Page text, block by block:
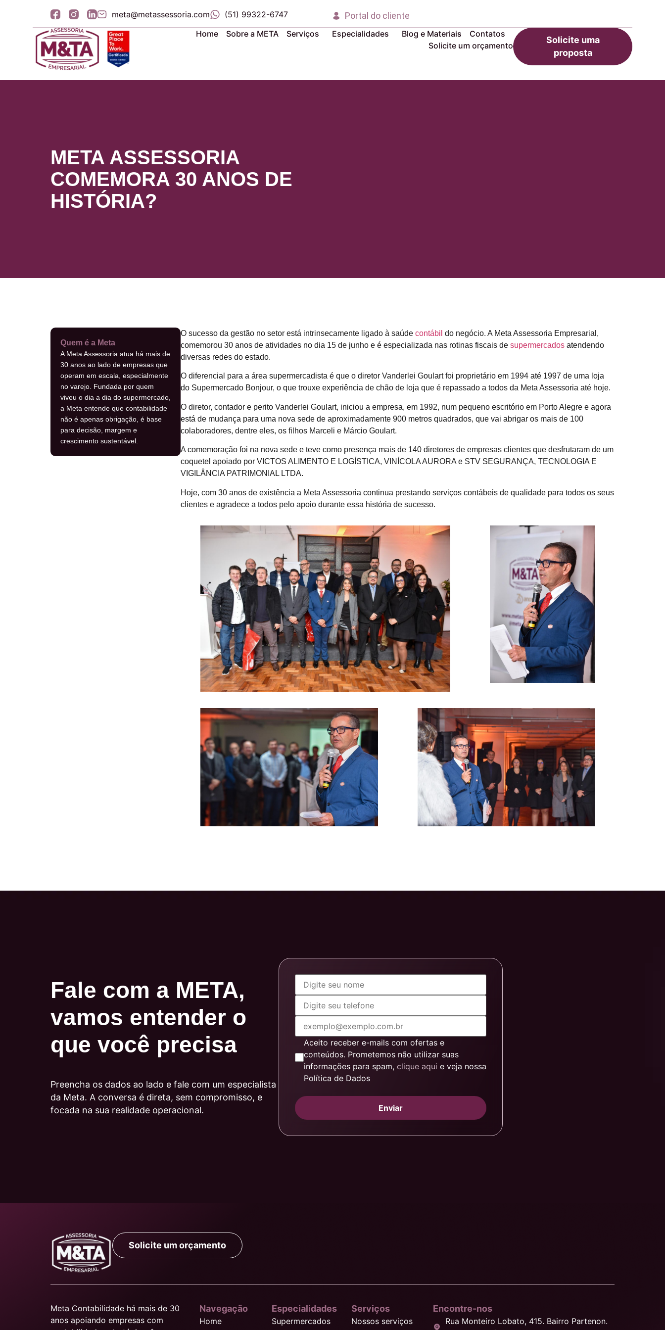
meta@metassessoria.com (51) 99322-6747 Portal do cliente
Home Sobre a META Serviços Especialidades Blog e Materiais
Contatos
Solicite um orçamento
Solicite uma
proposta
META ASSESSORIA
COMEMORA 30 ANOS DE
HISTÓRIA?
Quem é a Meta
A Meta Assessoria atua há mais de
30 anos ao lado de empresas que
operam em escala, especialmente
no varejo. Fundada por quem
viveu o dia a dia do supermercado,
a Meta entende que contabilidade
não é apenas obrigação, é base
para decisão, margem e
crescimento sustentável.
O sucesso da gestão no setor está intrinsecamente ligado à saúdecontábildo negócio. A Meta Assessoria Empresarial,
comemorou 30 anos de atividades no dia 15 de junho e é especializada nas rotinas fiscais desupermercados atendendo
diversas redes do estado.
O diferencial para a área supermercadista é que o diretor Vanderlei Goulart foi proprietário em 1994 até 1997 de uma loja
do Supermercado Bonjour, o que trouxe experiência de chão de loja que é repassado a todos da Meta Assessoria até hoje.
O diretor, contador e perito Vanderlei Goulart, iniciou a empresa, em 1992, num pequeno escritório em Porto Alegre e agora
está de mudança para uma nova sede de aproximadamente 900 metros quadrados, que vai abrigar os mais de 100
colaboradores, dentre eles, os filhos Marceli e Márcio Goulart.
A comemoração foi na nova sede e teve como presença mais de 140 diretores de empresas clientes que desfrutaram de um
coquetel apoiado por VICTOS ALIMENTO E LOGÍSTICA, VINÍCOLA AURORA e STV SEGURANÇA, TECNOLOGIA E
VIGILÂNCIA PATRIMONIAL LTDA.
Hoje, com 30 anos de existência a Meta Assessoria continua prestando serviços contábeis de qualidade para todos os seus
clientes e agradece a todos pelo apoio durante essa história de sucesso.
Fale com a META,
vamos entender o
que você precisa
Preencha os dados ao lado e fale com um especialista
da Meta. A conversa é direta, sem compromisso, e
focada na sua realidade operacional.
Aceito receber e-mails com ofertas e
conteúdos. Prometemos não utilizar suas
informações para spam,clique aqui e veja nossa
Política de Dados
Solicite um orçamento
Meta Contabilidade há mais de 30
anos apoiando empresas com
Navegação
Home
Especialidades
Supermercados
Serviços
Nossos serviços
Encontre-nos
Rua Monteiro Lobato, 415. Bairro Partenon.